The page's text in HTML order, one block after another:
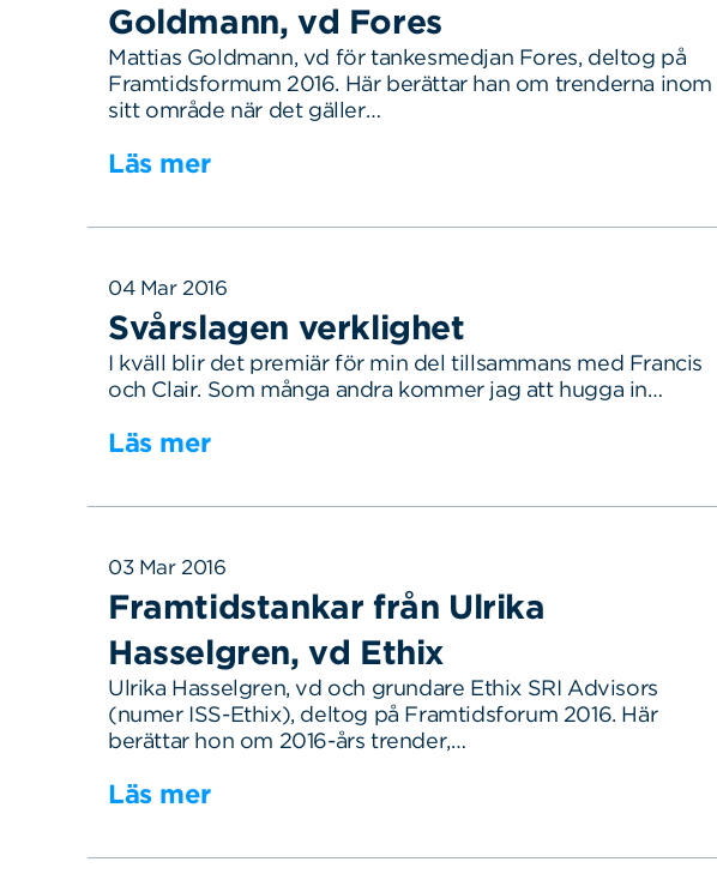
Goldmann, vd Fores
Mattias Goldmann, vd för tankesmedjan Fores, deltog på
Framtidsformum 2016. Här berättar han om trenderna inom
sitt område när det gäller…
Läs mer
04 Mar 2016
Svårslagen verklighet
I kväll blir det premiär för min del tillsammans med Francis
och Clair. Som många andra kommer jag att hugga in…
Läs mer
03 Mar 2016
Framtidstankar från Ulrika
Hasselgren, vd Ethix
Ulrika Hasselgren, vd och grundare Ethix SRI Advisors
(numer ISS-Ethix), deltog på Framtidsforum 2016. Här
berättar hon om 2016-års trender,…
Läs mer